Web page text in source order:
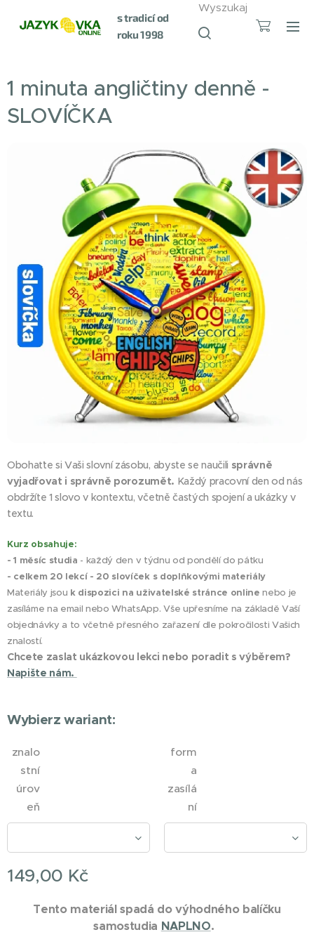
s tradicí od
roku 1998
Wyszukaj
1 minuta angličtiny denně -
SLOVÍČKA
Obohaťte si Vaši slovní zásobu, abyste se naučili správně
vyjadřovat i správně porozumět. Každý pracovní den od nás
obdržíte 1 slovo v kontextu, včetně častých spojení a ukázky v
textu.
Kurz obsahuje:
- 1 měsíc studia - každý den v týdnu od pondělí do pátku
- celkem 20 lekcí - 20 slovíček s doplňkovými materiály
Materiály jsou k dispozici na uživatelské stránce online nebo je
zasíláme na email nebo WhatsApp. Vše upřesníme na základě Vaší
objednávky a to včetně přesného zařazení dle pokročilosti Vašich
znalostí.
Chcete zaslat ukázkovou lekci nebo poradit s výběrem?
Napište nám.
Wybierz wariant:
znalo
stní
úrov
eň
form
a
zasílá
ní
149,00 Kč
Tento materiál spadá do výhodného balíčku
samostudia NAPLNO.